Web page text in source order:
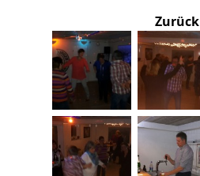
Zurück